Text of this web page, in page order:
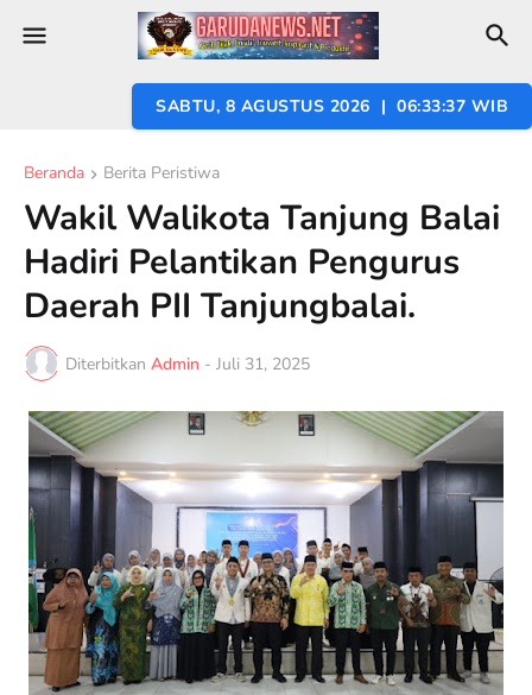
SABTU, 8 AGUSTUS 2026 | 06:33:38 WIB
Beranda Berita Peristiwa
Wakil Walikota Tanjung Balai
Hadiri Pelantikan Pengurus
Daerah PII Tanjungbalai.
Diterbitkan Admin - Juli 31, 2025